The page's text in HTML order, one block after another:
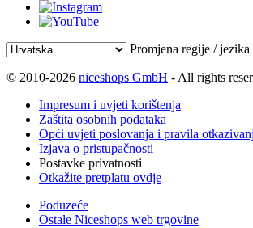
Promjena regije / jezika
© 2010-2026 niceshops GmbH - All rights
Impresum i uvjeti korištenja
Zaštita osobnih podataka
Opći uvjeti poslovanja i pravila
Izjava o pristupačnosti
Postavke privatnosti
Otkažite pretplatu ovdje
Poduzeće
Ostale Niceshops web trgovine